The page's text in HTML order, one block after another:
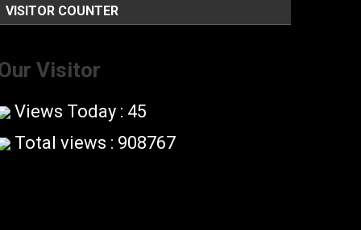
VISITOR COUNTER
Visitor
Views Today : 45
Total views : 908767